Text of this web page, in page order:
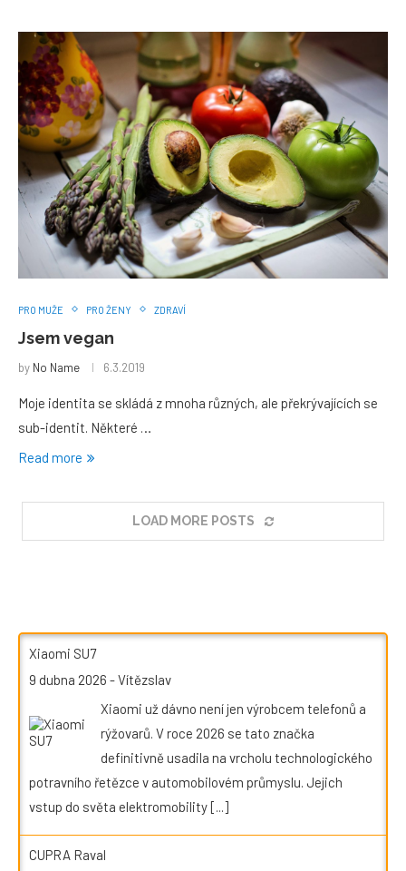
PRO MUŽE PRO ŽENY ZDRAVÍ
Jsem vegan
by No Name 6.3.2019
Moje identita se skládá z mnoha různých, ale překrývajících se
sub-identit. Některé …
Read more
LOAD MORE POSTS
Xiaomi SU7
9 dubna 2026 -Vítězslav
Xiaomi už dávno není jen výrobcem telefonů a
rýžovarů. V roce 2026 se tato značka
definitivně usadila na vrcholu technologického
potravního řetězce v automobilovém průmyslu. Jejich
vstup do světa elektromobility[...]
CUPRA Raval